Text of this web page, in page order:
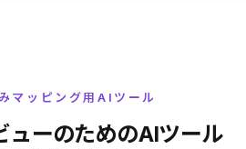
マッピング用AIツール
ューのためのAIツール